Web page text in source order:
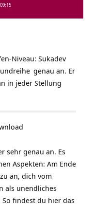
Niveau: Sukadev
genau an. Er
in jeder Stellung
sehr genau an. Es
Aspekten: Am Ende
an, dich vom
als unendliches
findest du hier das